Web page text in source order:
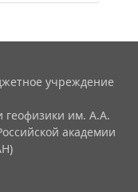
учреждение
геофизики им. А.А.
академии